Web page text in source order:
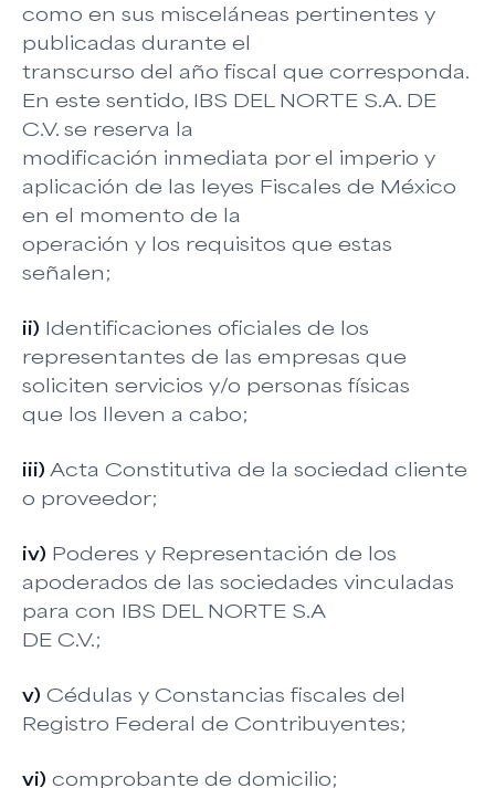
como en sus misceláneas pertinentes y
publicadas durante el
transcurso del año fiscal que corresponda.
En este sentido, IBS DEL NORTE S.A. DE
C.V. se reserva la
modificación inmediata por el imperio y
aplicación de las leyes Fiscales de México
en el momento de la
operación y los requisitos que estas
señalen;
ii) Identificaciones oficiales de los
representantes de las empresas que
soliciten servicios y/o personas físicas
que los lleven a cabo;
iii) Acta Constitutiva de la sociedad cliente
o proveedor;
iv) Poderes y Representación de los
apoderados de las sociedades vinculadas
para con IBS DEL NORTE S.A
DE C.V.;
v) Cédulas y Constancias fiscales del
Registro Federal de Contribuyentes;
vi) comprobante de domicilio;